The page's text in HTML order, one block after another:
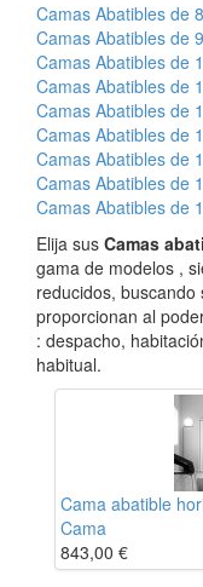
Camas Abatibles de
Camas Abatibles de
Camas Abatibles de
Camas Abatibles de
Camas Abatibles de
Camas Abatibles de
Camas Abatibles de
Camas Abatibles de
Camas Abatibles de
Elija sus Camas
gama de modelos ,
reducidos,
proporcionan al
: despacho,
habitual.
Cama abatible
Cama
843,00 €